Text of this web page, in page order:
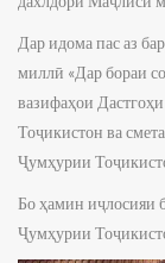
Дар идома пас аз
миллӣ «Дар бораи
вазифаҳои
Тоҷикистон ва
Ҷумҳурии
Бо ҳамин
Ҷумҳурии